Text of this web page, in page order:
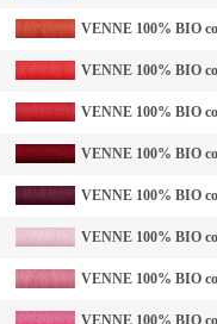
VENNE 100% BIO
VENNE 100% BIO
VENNE 100% BIO
VENNE 100% BIO
VENNE 100% BIO
VENNE 100% BIO
VENNE 100% BIO
VENNE 100% BIO